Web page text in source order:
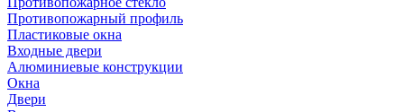
Противопожарный профиль
Пластиковые окна
Входные двери
Алюминиевые конструкции
Окна
Двери